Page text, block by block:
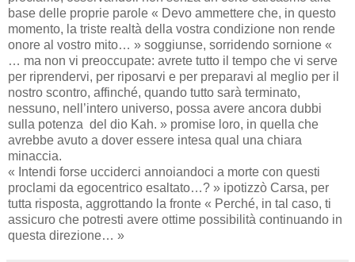
base delle proprie parole « Devo ammettere che, in questo
momento, la triste realtà della vostra condizione non rende
onore al vostro mito… » soggiunse, sorridendo sornione «
… ma non vi preoccupate: avrete tutto il tempo che vi serve
per riprendervi, per riposarvi e per preparavi al meglio per il
nostro scontro, affinché, quando tutto sarà terminato,
nessuno, nell’intero universo, possa avere ancora dubbi
sulla potenza del dio Kah. » promise loro, in quella che
avrebbe avuto a dover essere intesa qual una chiara
minaccia.
« Intendi forse ucciderci annoiandoci a morte con questi
proclami da egocentrico esaltato…? » ipotizzò Carsa, per
tutta risposta, aggrottando la fronte « Perché, in tal caso, ti
assicuro che potresti avere ottime possibilità continuando in
questa direzione… »